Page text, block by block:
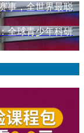
事，全世界最聪
全球青少年科研